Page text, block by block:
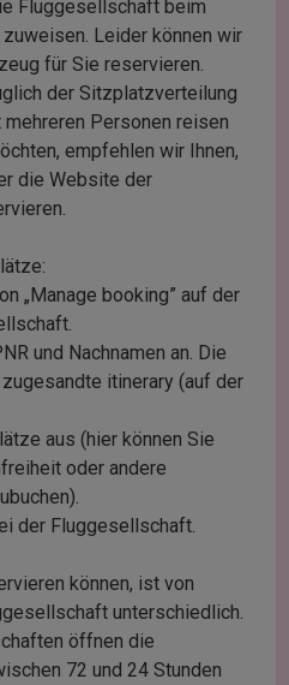
Fluggesellschaft beim
Leider können wir
für Sie reservieren.
der Sitzplatzverteilung
Personen reisen
empfehlen wir Ihnen,
die Website der
„Manage booking” auf der
und Nachnamen an. Die
itinerary (auf der
aus (hier können Sie
oder andere
der Fluggesellschaft.
können, ist von
unterschiedlich.
öffnen die
72 und 24 Stunden